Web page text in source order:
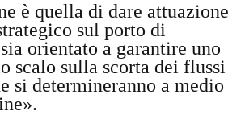
è quella di dare attuazione
sul porto di
orientato a garantire uno
scalo sulla scorta dei flussi
si determineranno a medio